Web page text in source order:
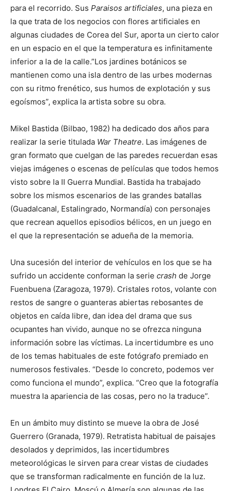
para el recorrido. Sus Paraisos artificiales, una pieza en
la que trata de los negocios con flores artificiales en
algunas ciudades de Corea del Sur, aporta un cierto calor
en un espacio en el que la temperatura es infinitamente
inferior a la de la calle.”Los jardines botánicos se
mantienen como una isla dentro de las urbes modernas
con su ritmo frenético, sus humos de explotación y sus
egoísmos”, explica la artista sobre su obra.
Mikel Bastida (Bilbao, 1982) ha dedicado dos años para
realizar la serie titulada War Theatre. Las imágenes de
gran formato que cuelgan de las paredes recuerdan esas
viejas imágenes o escenas de películas que todos hemos
visto sobre la II Guerra Mundial. Bastida ha trabajado
sobre los mismos escenarios de las grandes batallas
(Guadalcanal, Estalingrado, Normandía) con personajes
que recrean aquellos episodios bélicos, en un juego en
el que la representación se adueña de la memoria.
Una sucesión del interior de vehículos en los que se ha
sufrido un accidente conforman la serie crash de Jorge
Fuenbuena (Zaragoza, 1979). Cristales rotos, volante con
restos de sangre o guanteras abiertas rebosantes de
objetos en caída libre, dan idea del drama que sus
ocupantes han vivido, aunque no se ofrezca ninguna
información sobre las víctimas. La incertidumbre es uno
de los temas habituales de este fotógrafo premiado en
numerosos festivales. “Desde lo concreto, podemos ver
como funciona el mundo”, explica. “Creo que la fotografía
muestra la apariencia de las cosas, pero no la traduce”.
En un ámbito muy distinto se mueve la obra de José
Guerrero (Granada, 1979). Retratista habitual de paisajes
desolados y deprimidos, las incertidumbres
meteorológicas le sirven para crear vistas de ciudades
que se transforman radicalmente en función de la luz.